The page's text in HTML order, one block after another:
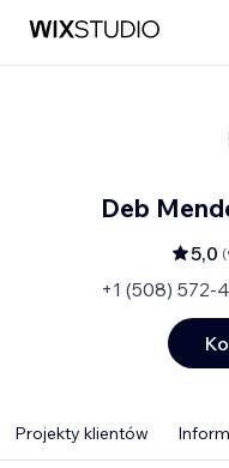
Deb
5,0 (
Projekty klientów